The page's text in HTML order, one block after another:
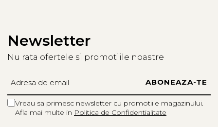
Newsletter
Nu rata ofertele si promotiile noastre
Vreau sa primesc newsletter cu promotiile magazinului.
Afla mai multe in Politica de Confidentialitate